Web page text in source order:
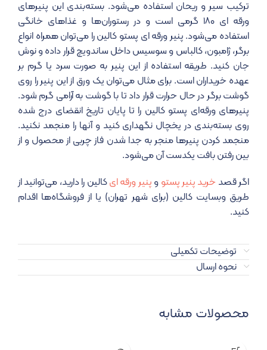
ترکیب سیر و ریحان استفاده می‌شود. بسته‌بندی این پنیرهای
ورقه ای ۱۸۰ گرمی است و در رستوران‌ها و غذاهای خانگی
استفاده می‌شود. پنیر ورقه ای پستو کالین را می‌توان همراه انواع
برگر، ژامبون، کالباس و سوسیس داخل ساندویچ قرار داده و نوش
جان کنید. طریقه استفاده از این پنیر به صورت سرد یا گرم بر
عهده خریداران است. برای مثال می‌توان یک ورق از این پنیر را روی
گوشت برگر در حال حرارت قرار داد تا با گوشت به آرامی گرم شود.
پنیرهای ورقه‌ای پستو کالین را تا پایان تاریخ انقضای درج شده
روی بسته‌بندی در یخچال نگهداری کنید و آنها را منجمد نکنید.
منجمد کردن پنیرها منجر به جدا شدن فاز چربی از محصول و از
بین رفتن بافت یکدست آن می‌شود.
اگر قصد خرید پنیر پستو و پنیر ورقه ایکالین را دارید، می‌توانید از
طریق وبسایت کالین (برای شهر تهران) یا از فروشگاه‌ها اقدام
کنید.
توضیحات تکمیلی
نحوه ارسال
محصولات مشابه